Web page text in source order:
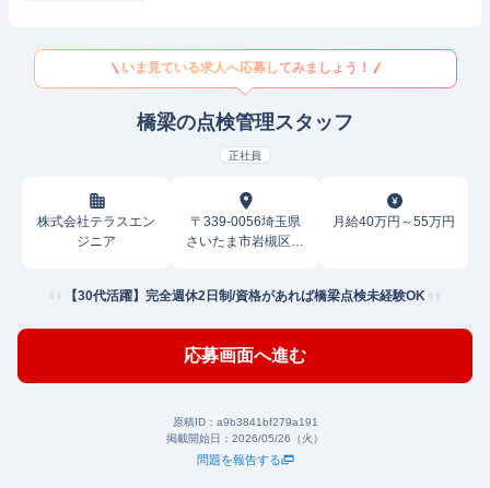
いま見ている求人へ応募してみましょう！
橋梁の点検管理スタッフ
正社員
株式会社テラスエン
ジニア
〒339-0056埼玉県
さいたま市岩槻区加
月給40万円～55万円
【30代活躍】完全週休2日制/資格があれば橋梁点検未経験OK
応募画面へ進む
原稿ID： a9b3841bf279a191
掲載開始日： 2026/05/26（火）
問題を報告する